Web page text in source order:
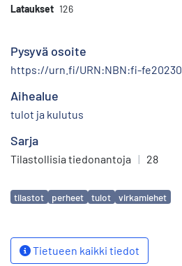
Lataukset 126
Pysyvä osoite
https://urn.fi/URN:NBN:fi-
Aihealue
tulot ja kulutus
Sarja
Tilastollisia tiedonantoja | 28
Avainsanat
tilastot perheet tulot virkamiehet
Tietueen kaikki tiedot